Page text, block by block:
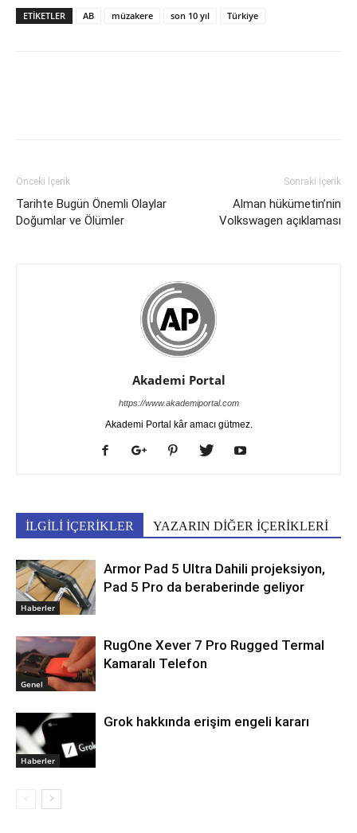
ETİKETLER AB müzakere son 10 yıl Türkiye
Önceki İçerik
Tarihte Bugün Önemli Olaylar
Doğumlar ve Ölümler
Sonraki İçerik
Alman hükümetin’nin
Volkswagen açıklaması
Akademi Portal
https://www.akademiportal.com
Akademi Portal kâr amacı gütmez.
İLGİLİ İÇERİKLER YAZARIN DİĞER İÇERİKLERİ
Haberler
Armor Pad 5 Ultra Dahili projeksiyon,
Pad 5 Pro da beraberinde geliyor
Genel
RugOne Xever 7 Pro Rugged Termal
Kamaralı Telefon
Haberler
Grok hakkında erişim engeli kararı